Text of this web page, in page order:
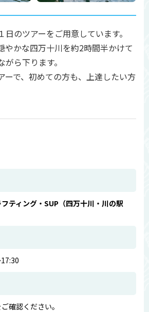
のツアーをご用意しています。
かな四万十川を約2時間半かけて
ら下ります。
で、初めての方も、上達したい方
ティング・SUP（四万十川・川の駅
確認ください。